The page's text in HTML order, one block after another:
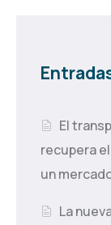
El
recupera
un
La